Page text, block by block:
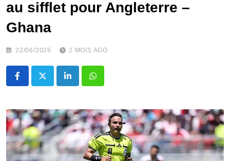
au sifflet pour Angleterre –
Ghana
22/06/2026 2 MOIS AGO
LinkedInWhatsapp